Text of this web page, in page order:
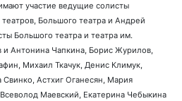
участие ведущие солисты
Большого театра и Андрей
Большого театра и театра им.
Антонина Чапкина, Борис Журилов,
Михаил Ткачук, Денис Климук,
Свинко, Астхиг Оганесян, Мария
Маевский, Екатерина Чебыкина